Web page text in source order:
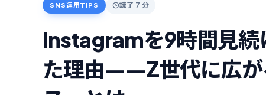
SNS運用TIPS 読了 7 分
Instagramを9時間見続
た理由——Z世代に広が